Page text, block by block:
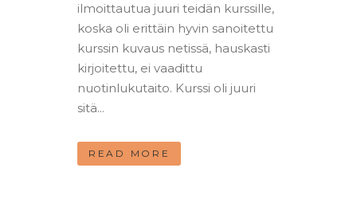
ilmoittautua juuri teidän kurssille,
koska oli erittäin hyvin sanoitettu
kurssin kuvaus netissä, hauskasti
kirjoitettu, ei vaadittu
nuotinlukutaito. Kurssi oli juuri
sitä...
READ MORE